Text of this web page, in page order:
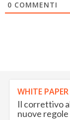
0 COMMENTI
WHITE PAPER
Il correttivo
nuove